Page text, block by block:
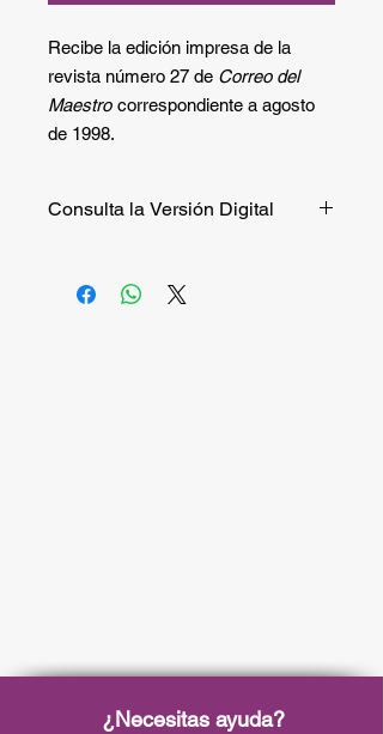
Recibe la edición impresa de la
revista número 27 de Correo del
Maestro correspondiente a agosto
de 1998.
Consulta la Versión Digital
entrando aeste enlace
¿Necesitas ayuda?